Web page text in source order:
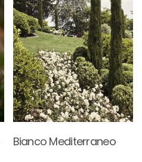
Bianco Mediterraneo